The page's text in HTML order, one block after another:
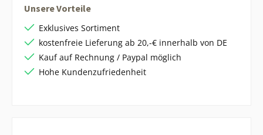
Unsere Vorteile
Exklusives Sortiment
kostenfreie Lieferung ab 20,-€ innerhalb von DE
Kauf auf Rechnung / Paypal möglich
Hohe Kundenzufriedenheit